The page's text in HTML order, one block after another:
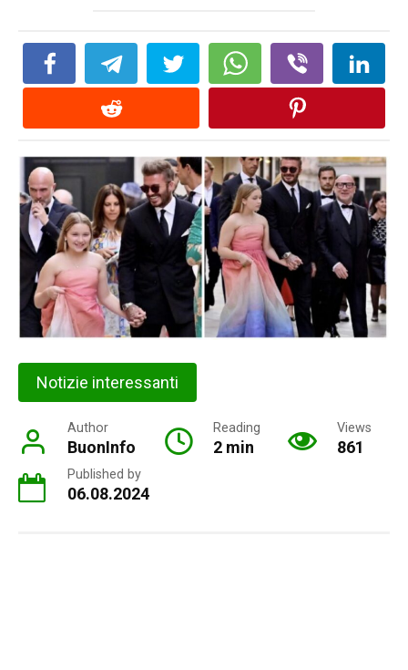
Notizie interessanti
Author
BuonInfo
Reading
2 min
Views
861
Published by
06.08.2024